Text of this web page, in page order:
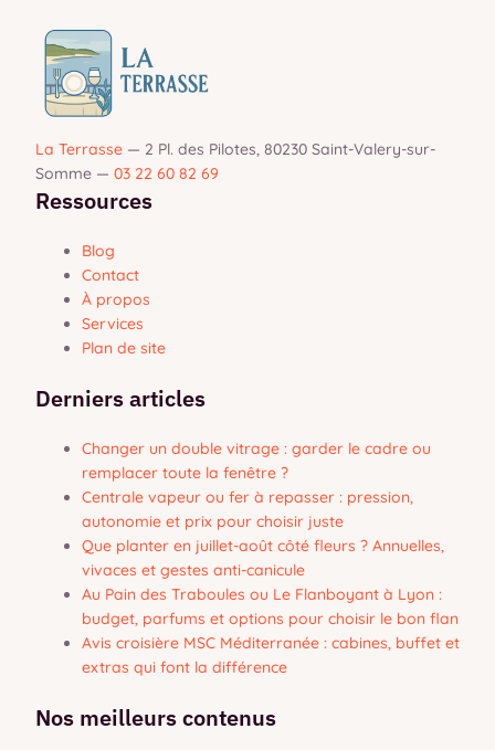
La Terrasse — 2 Pl. des Pilotes, 80230 Saint-Valery-sur-
Somme — 03 22 60 82 69
Ressources
Blog
Contact
À propos
Services
Plan de site
Derniers articles
Changer un double vitrage : garder le cadre ou
remplacer toute la fenêtre ?
Centrale vapeur ou fer à repasser : pression,
autonomie et prix pour choisir juste
Que planter en juillet-août côté fleurs ? Annuelles,
vivaces et gestes anti-canicule
Au Pain des Traboules ou Le Flanboyant à Lyon :
budget, parfums et options pour choisir le bon flan
Avis croisière MSC Méditerranée : cabines, buffet et
extras qui font la différence
Nos meilleurs contenus